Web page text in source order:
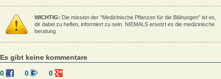
WICHTIG: Die mission der "Medizinische Pflanzen für die Blähungen" ist es,
dir dabei zu helfen, informiert zu sein. NIEMALS ersetzt es die medizinische
beratung
Es gibt keine kommentare
0
0 0